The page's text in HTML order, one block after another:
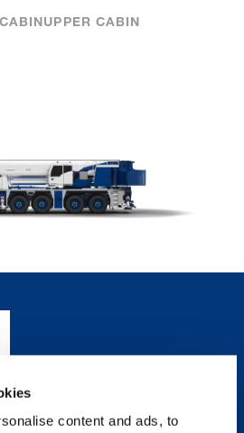
content and ads, to
UPPER CABIN